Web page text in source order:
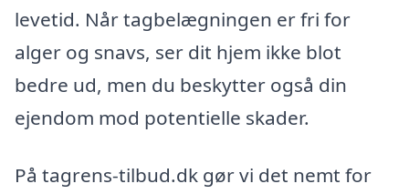
levetid. Når tagbelægningen er fri for
alger og snavs, ser dit hjem ikke blot
bedre ud, men du beskytter også din
ejendom mod potentielle skader.
På tagrens-tilbud.dk gør vi det nemt for